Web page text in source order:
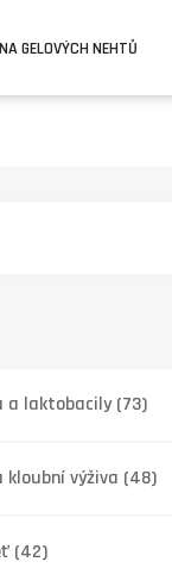
GELOVÝCH NEHTŮ
a laktobacily(73)
kloubní výživa (48)
(42)